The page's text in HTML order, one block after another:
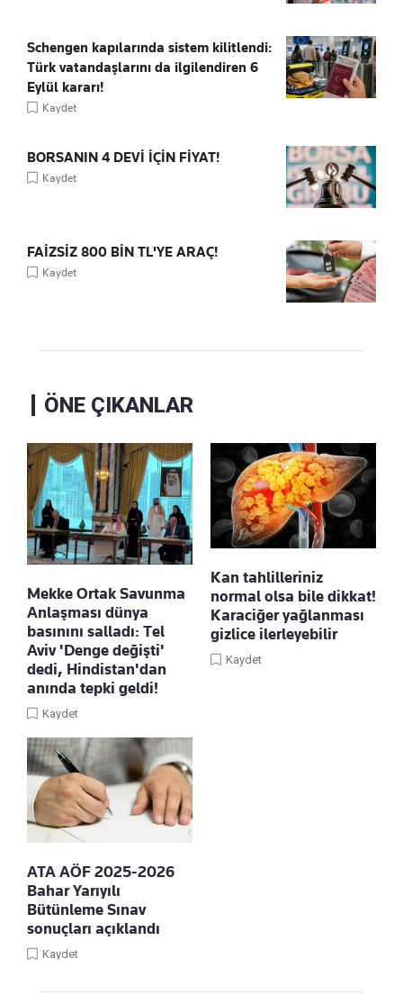
Schengen kapılarında sistem kilitlendi:
Türk vatandaşlarını da ilgilendiren 6
Eylül kararı!
Kaydet
BORSANIN 4 DEVİ İÇİN FİYAT!
Kaydet
FAİZSİZ 800 BİN TL'YE ARAÇ!
Kaydet
ÖNE ÇIKANLAR
Mekke Ortak Savunma
Anlaşması dünya
basınını salladı: Tel
Aviv 'Denge değişti'
dedi, Hindistan'dan
anında tepki geldi!
Kaydet
Kan tahlilleriniz
normal olsa bile dikkat!
Karaciğer yağlanması
gizlice ilerleyebilir
Kaydet
ATA AÖF 2025-2026
Bahar Yarıyılı
Bütünleme Sınav
sonuçları açıklandı
Kaydet